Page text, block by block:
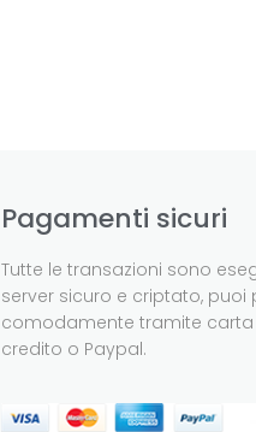
Pagamenti sicuri
Tutte le transazioni sono
server sicuro e criptato, puoi
comodamente tramite carta
credito o Paypal.